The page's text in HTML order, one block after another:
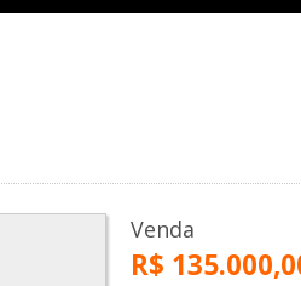
Venda
R$